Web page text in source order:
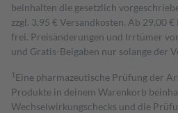
beinhalten die gesetzlich
zzgl. 3,95 € Versandkosten. Ab 29,00
frei. Preisänderungen und Irrtümer
und Gratis-Beigaben nur solange der
1 Eine pharmazeutische Prüfung der
Produkte in deinem Warenkorb
Wechselwirkungschecks und die